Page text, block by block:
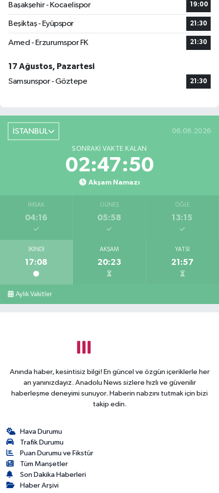
Başakşehir - Kocaelispor
19:00
Beşiktaş - Eyüpspor 21:30
Amed - Erzurumspor FK 21:30
17 Ağustos, Pazartesi
Samsunspor - Göztepe
21:30
İSTANBUL 06.08.2026
SONRAKI VAKTE KALAN
02:47:49
Akşam Namazı
İMSAK
04:16
GÜNEŞ
05:58
ÖĞLE
13:15
İKINDI
17:08
AKŞAM
20:23
YATSI
21:57
Aylık Vakitler
Anında haber, kesintisiz bilgi! En güncel ve özgün içeriklerle her
an yanınızdayız. Anadolu News sizlere hızlı ve güvenilir
haberleşme deneyimi sunuyor. Haberin nabzını tutmak için bizi
takip edin.
Hava Durumu
Trafik Durumu
Puan Durumu ve Fikstür
Tüm Manşetler
Son Dakika Haberleri
Haber Arşivi